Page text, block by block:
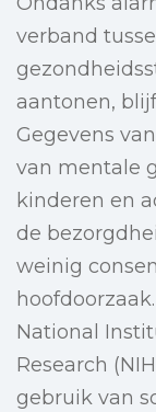
verband
aantonen,
Gegevens
van mentale
kinderen en
de
weinig
National
Research
gebruik van